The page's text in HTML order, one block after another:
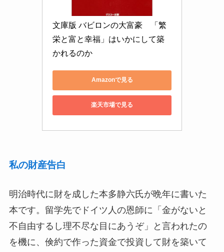
文庫版 バビロンの大富豪　「繁
栄と富と幸福」はいかにして築
かれるのか
Amazonで見る
楽天市場で見る
私の財産告白
明治時代に財を成した本多静六氏が晩年に書いた
本です。留学先でドイツ人の恩師に「金がないと
不自由するし理不尽な目にあうぞ」と言われたの
を機に、倹約で作った資金で投資して財を築いて